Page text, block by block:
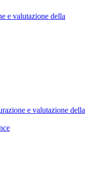
e valutazione della
e valutazione della